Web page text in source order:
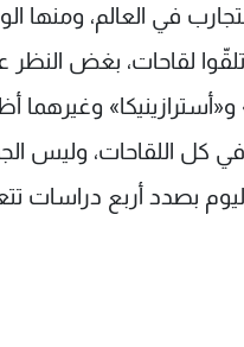
في العالم، ومنها
لقاحات، بغض النظر
و«أسترازينيكا» وغيرهما
كل اللقاحات، وليس
اليوم بصدد أربع دراسات